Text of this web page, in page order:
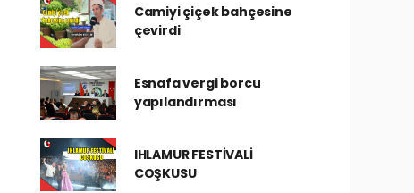
Camiyi çiçek bahçesine
çevirdi
Esnafa vergi borcu
yapılandırması
IHLAMUR FESTİVALİ
COŞKUSU